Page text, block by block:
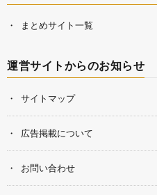
まとめサイト一覧
運営サイトからのお知らせ
サイトマップ
広告掲載について
お問い合わせ